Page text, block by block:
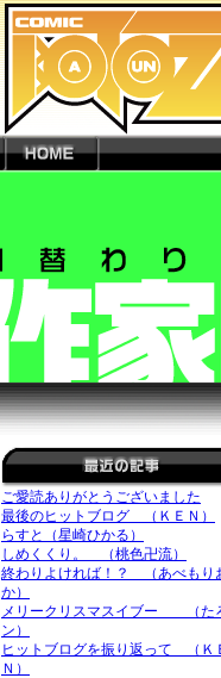
ご愛読ありがとうございました
最後のヒットブログ （ＫＥＮ）
らすと（星崎ひかる）
しめくくり。 （桃色卍流）
終わりよければ！？ （あべもり
か）
メリークリスマスイブー （た
ン）
ヒットブログを振り返って （Ｋ
Ｎ）